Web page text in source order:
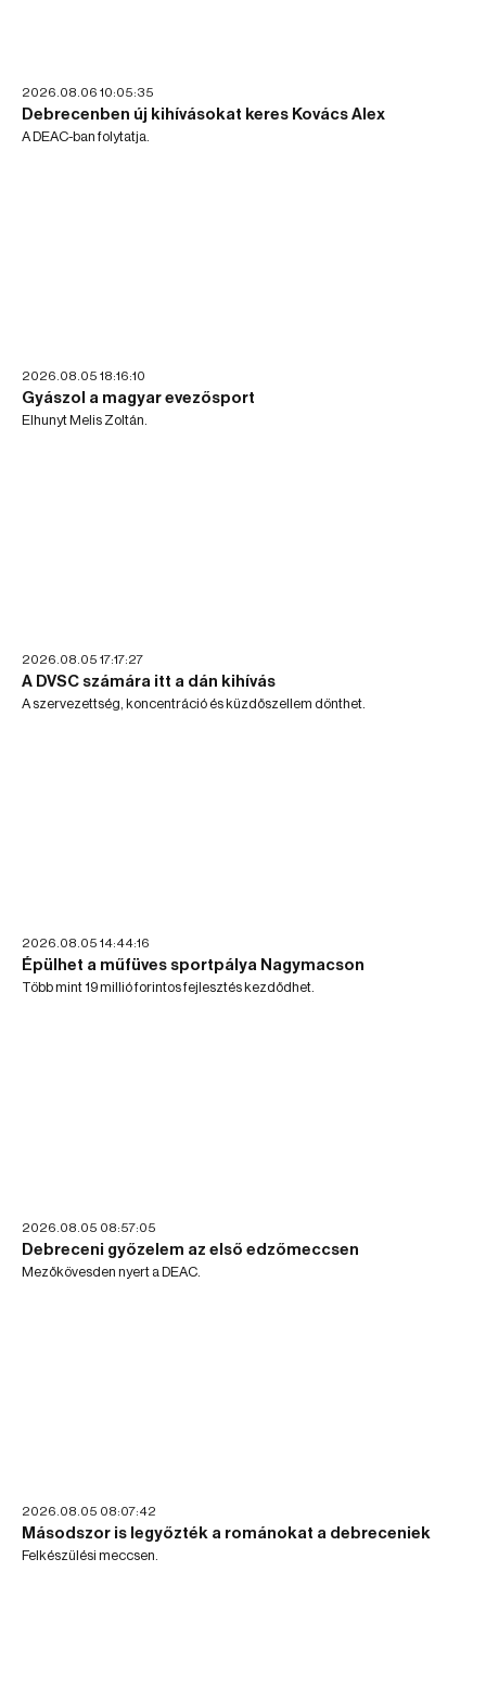
2026.08.06 10:05:35
Debrecenben új kihívásokat keres Kovács Alex
A DEAC-ban folytatja.
2026.08.05 18:16:10
Gyászol a magyar evezősport
Elhunyt Melis Zoltán.
2026.08.05 17:17:27
A DVSC számára itt a dán kihívás
A szervezettség, koncentráció és küzdőszellem dönthet.
2026.08.05 14:44:16
Épülhet a műfüves sportpálya Nagymacson
Több mint 19 millió forintos fejlesztés kezdődhet.
2026.08.05 08:57:05
Debreceni győzelem az első edzőmeccsen
Mezőkövesden nyert a DEAC.
2026.08.05 08:07:42
Másodszor is legyőzték a románokat a debreceniek
Felkészülési meccsen.